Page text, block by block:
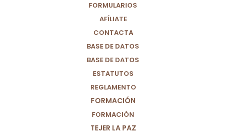
FORMULARIOS
AFÍLIATE
CONTACTA
BASE DE DATOS
BASE DE DATOS
ESTATUTOS
REGLAMENTO
FORMACIÓN
FORMACIÓN
TEJER LA PAZ
Une lo diverso, por un
Bilbao más justo
VOTA Por Un Mundo Más Justo